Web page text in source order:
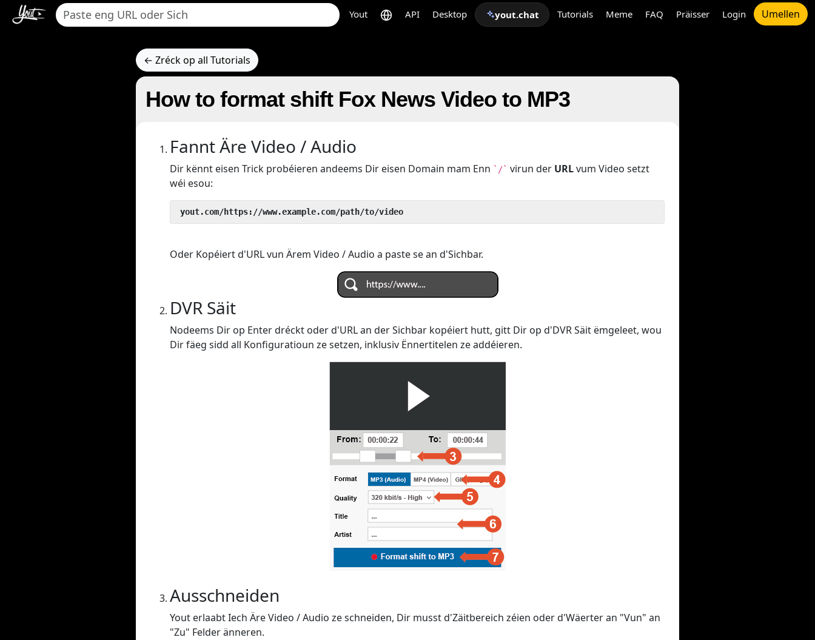
Yout API Desktop yout.chat Tutorials Meme FAQ Präisser Login Umellen
← Zréck op all Tutorials
How to format shift Fox News Video to MP3
Fannt Äre Video / Audio
Dir kënnt eisen Trick probéieren andeems Dir eisen Domain mam Enn `/` virun der URLvum Video setzt
wéi esou:
yout.com/https://www.example.com/path/to/video
Oder Kopéiert d'URL vun Ärem Video / Audio a paste se an d'Sichbar.
DVR Säit
Nodeems Dir op Enter dréckt oder d'URL an der Sichbar kopéiert hutt, gitt Dir op d'DVR Säit ëmgeleet, wou
Dir fäeg sidd all Konfiguratioun ze setzen, inklusiv Ënnertitelen ze addéieren.
Ausschneiden
Yout erlaabt Iech Äre Video / Audio ze schneiden, Dir musst d'Zäitbereich zéien oder d'Wäerter an "Vun" an
"Zu" Felder änneren.